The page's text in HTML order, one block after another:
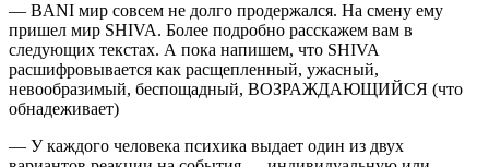
— BANI мир совсем не долго продержался. На смену ему
пришел мир SHIVA. Более подробно расскажем вам в
следующих текстах. А пока напишем, что SHIVA
расшифровывается как расщепленный, ужасный,
невообразимый, беспощадный, ВОЗРАЖДАЮЩИЙСЯ (что
обнадеживает)
— У каждого человека психика выдает один из двух